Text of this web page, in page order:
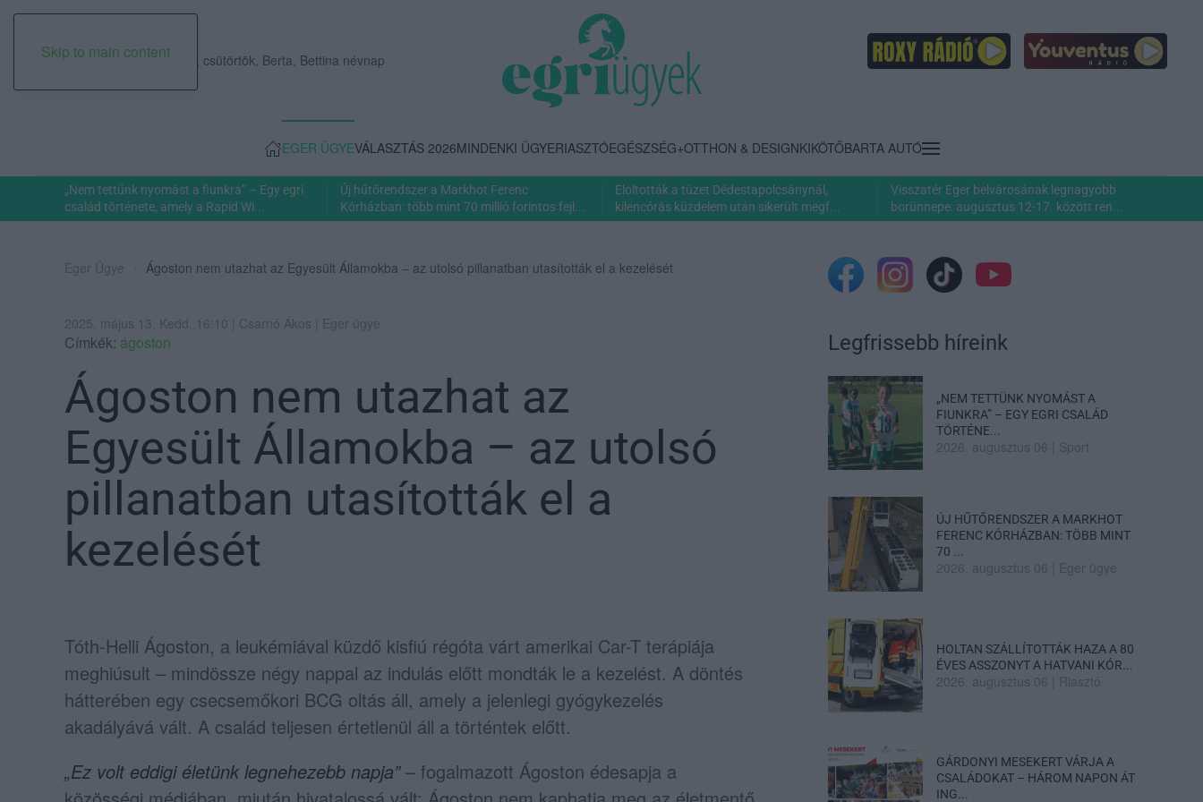
Skip to main content
2026. augusztus 06., csütörtök, Berta, Bettina névnap
EGER ÜGYEVÁLASZTÁS 2026MINDENKI ÜGYERIASZTÓEGÉSZSÉG+OTTHON & DESIGNKIKÖTŐBARTA AUTÓ
„Nem tettünk nyomást a fiunkra” – Egy egri
család története, amely a Rapid Wi...
Új hűtőrendszer a Markhot Ferenc
Kórházban: több mint 70 millió forintos fejl...
Eloltották a tüzet Dédestapolcsánynál,
kilencórás küzdelem után sikerült megf...
Visszatér Eger belvárosának legnagyobb
borünnepe: augusztus 12-17. között ren...
Eger Ügye Ágoston nem utazhat az Egyesült Államokba – az utolsó pillanatban utasították el a kezelését
2025. május 13. Kedd, 16:10 | Csarnó Ákos | Eger ügye
Címkék: ágoston
Ágoston nem utazhat az
Egyesült Államokba – az utolsó
pillanatban utasították el a
kezelését
Tóth-Helli Ágoston, a leukémiával küzdő kisfiú régóta várt amerikai Car-T terápiája
meghiúsult – mindössze négy nappal az indulás előtt mondták le a kezelést. A döntés
hátterében egy csecsemőkori BCG oltás áll, amely a jelenlegi gyógykezelés
akadályává vált. A család teljesen értetlenül áll a történtek előtt.
„Ez volt eddigi életünk legnehezebb napja”– fogalmazott Ágoston édesapja a
Legfrissebb híreink
„NEM TETTÜNK NYOMÁST A
FIUNKRA” – EGY EGRI CSALÁD
TÖRTÉNE...
2026. augusztus 06 Sport
ÚJ HŰTŐRENDSZER A MARKHOT
FERENC KÓRHÁZBAN: TÖBB MINT
70 ...
2026. augusztus 06 Eger ügye
HOLTAN SZÁLLÍTOTTÁK HAZA A 80
ÉVES ASSZONYT A HATVANI KÓR...
2026. augusztus 06 Riasztó
GÁRDONYI MESEKERT VÁRJA A
CSALÁDOKAT – HÁROM NAPON ÁT
ING...